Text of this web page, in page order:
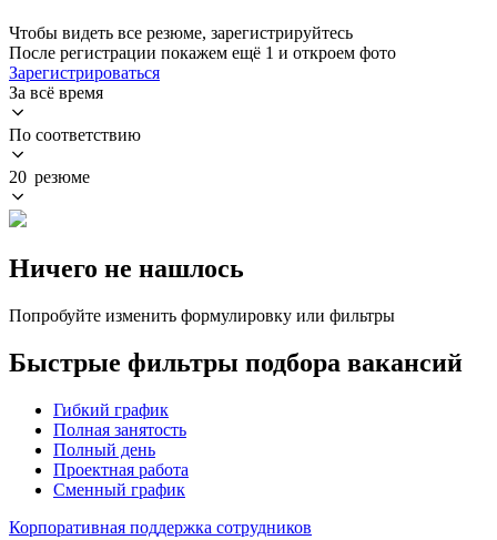
Чтобы видеть все резюме, зарегистрируйтесь
После регистрации покажем ещё 1 и откроем фото
Зарегистрироваться
За всё время
По соответствию
20 резюме
Ничего не нашлось
Попробуйте изменить формулировку или фильтры
Быстрые фильтры подбора вакансий
Гибкий график
Полная занятость
Полный день
Проектная работа
Сменный график
Корпоративная поддержка сотрудников